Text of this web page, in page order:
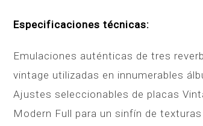
Especificaciones técnicas:
Emulaciones auténticas de tres
vintage utilizadas en innumerables
Ajustes seleccionables de placas
Modern Full para un sinfín de